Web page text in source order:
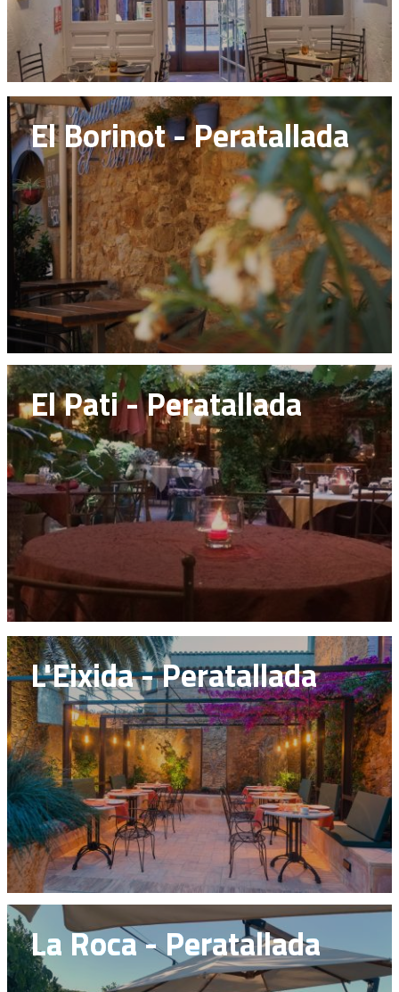
El Borinot - Peratallada
El Pati - Peratallada
L'Eixida - Peratallada
La Roca - Peratallada